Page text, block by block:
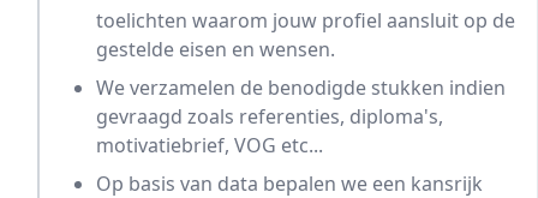
toelichten waarom jouw profiel aansluit op de
gestelde eisen en wensen.
We verzamelen de benodigde stukken indien
gevraagd zoals referenties, diploma's,
motivatiebrief, VOG etc...
Op basis van data bepalen we een kansrijk